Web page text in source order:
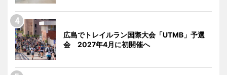
広島でトレイルラン国際大会「UTMB」予選
会 2027年4月に初開催へ